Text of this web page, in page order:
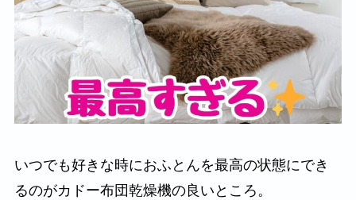
いつでも好きな時におふとんを最高の状態にでき
るのがカドー布団乾燥機の良いところ。